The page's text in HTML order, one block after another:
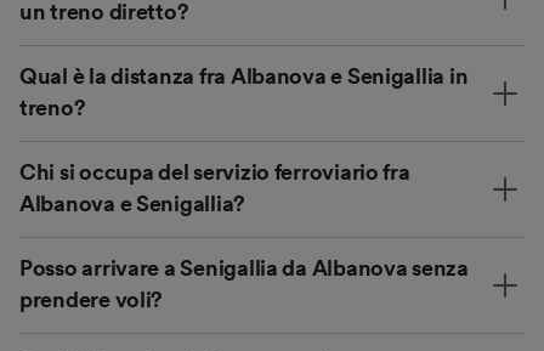
un treno diretto?
Qual è la distanza fra Albanova e Senigallia in
treno?
Chi si occupa del servizio ferroviario fra
Albanova e Senigallia?
Posso arrivare a Senigallia da Albanova senza
prendere voli?